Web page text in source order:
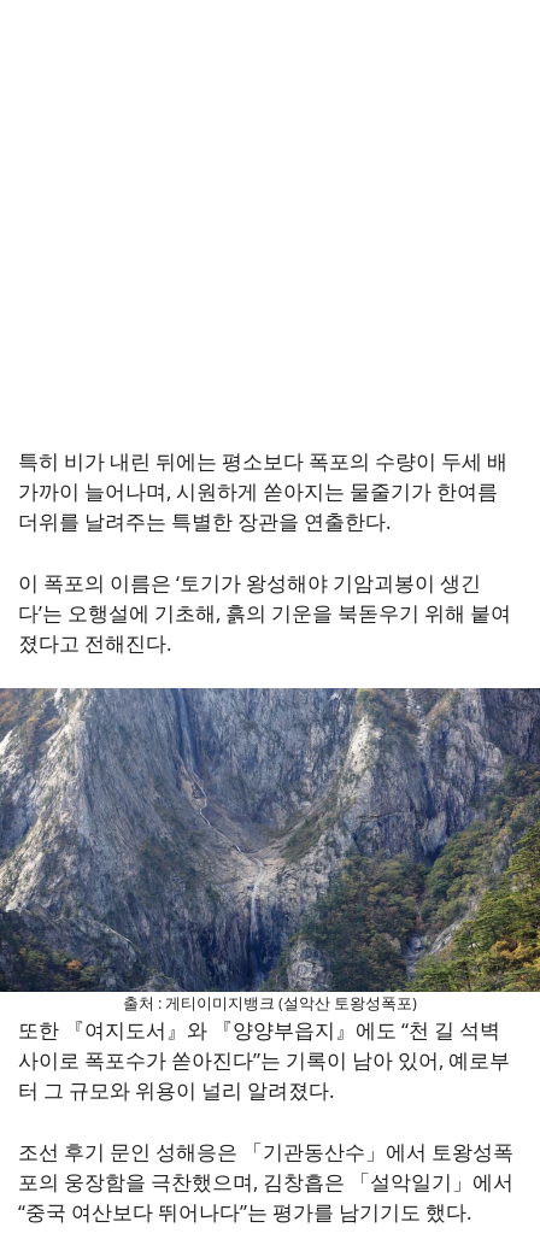
특히 비가 내린 뒤에는 평소보다 폭포의 수량이 두세 배
가까이 늘어나며, 시원하게 쏟아지는 물줄기가 한여름
더위를 날려주는 특별한 장관을 연출한다.
이 폭포의 이름은 ‘토기가 왕성해야 기암괴봉이 생긴
다’는 오행설에 기초해, 흙의 기운을 북돋우기 위해 붙여
졌다고 전해진다.
출처 : 게티이미지뱅크 (설악산 토왕성폭포)
또한 『여지도서』와 『양양부읍지』에도 “천 길 석벽
사이로 폭포수가 쏟아진다”는 기록이 남아 있어, 예로부
터 그 규모와 위용이 널리 알려졌다.
조선 후기 문인 성해응은 「기관동산수」에서 토왕성폭
포의 웅장함을 극찬했으며, 김창흡은 「설악일기」에서
“중국 여산보다 뛰어나다”는 평가를 남기기도 했다.